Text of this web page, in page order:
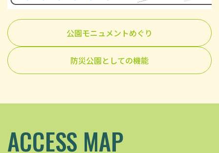
公園モニュメントめぐり
防災公園としての機能
ACCESS MAP